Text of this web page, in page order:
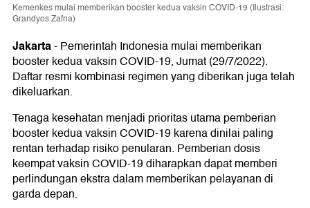
Kemenkes mulai memberikan booster kedua vaksin COVID-19 (Ilustrasi:
Grandyos Zafna)
Jakarta-Pemerintah Indonesia mulai memberikan
booster kedua vaksin COVID-19, Jumat (29/7/2022).
Daftar resmi kombinasi regimen yang diberikan juga telah
dikeluarkan.
Tenaga kesehatan menjadi prioritas utama pemberian
booster kedua vaksin COVID-19 karena dinilai paling
rentan terhadap risiko penularan. Pemberian dosis
keempat vaksin COVID-19 diharapkan dapat memberi
perlindungan ekstra dalam memberikan pelayanan di
garda depan.